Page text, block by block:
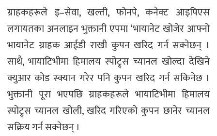
ग्राहकहरूले इ–सेवा, खल्ती, फोनपे, कनेक्ट आइपिएस
लगायतका अनलाइन भुक्तानी एपमा ‘भायानेट खोजेर आफ्नो
भायानेट ग्राहक आईडी राखी कुपन खरिद गर्न सक्नेछन् ।
साथै, भायाटिभीमा हिमालय स्पोट्र्स च्यानल खोल्दा देखिने
क्युआर कोड स्क्यान गरेर पनि कुपन खरिद गर्न सकिनेछ ।
भुक्तानी पूरा भएपछि ग्राहकहरूले भायाटिभीमा हिमालय
स्पोट्र्स च्यानल खोली, खरिद गरिएको कुपन छानेर च्यानल
सक्रिय गर्न सक्नेछन् ।